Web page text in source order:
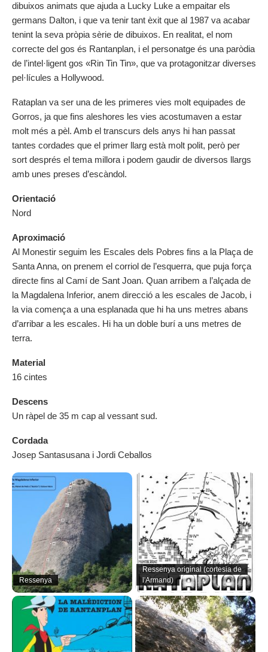
dibuixos animats que ajuda a Lucky Luke a empaitar els
germans Dalton, i que va tenir tant èxit que al 1987 va acabar
tenint la seva pròpia sèrie de dibuixos. En realitat, el nom
correcte del gos és Rantanplan, i el personatge és una paròdia
de l’intel·ligent gos «Rin Tin Tin», que va protagonitzar diverses
pel·lícules a Hollywood.
Rataplan va ser una de les primeres vies molt equipades de
Gorros, ja que fins aleshores les vies acostumaven a estar
molt més a pèl. Amb el transcurs dels anys hi han passat
tantes cordades que el primer llarg està molt polit, però per
sort després el tema millora i podem gaudir de diversos llargs
amb unes preses d’escàndol.
Orientació
Nord
Aproximació
Al Monestir seguim les Escales dels Pobres fins a la Plaça de
Santa Anna, on prenem el corriol de l’esquerra, que puja força
directe fins al Camí de Sant Joan. Quan arribem a l’alçada de
la Magdalena Inferior, anem direcció a les escales de Jacob, i
la via comença a una esplanada que hi ha uns metres abans
d’arribar a les escales. Hi ha un doble burí a uns metres de
terra.
Material
16 cintes
Descens
Un ràpel de 35 m cap al vessant sud.
Cordada
Josep Santasusana i Jordi Ceballos
Ressenya
Ressenya original (cortesia de
l'Armand)